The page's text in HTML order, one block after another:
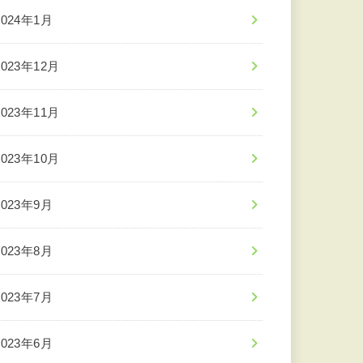
年1月
年12月
年11月
年10月
年9月
年8月
年7月
年6月